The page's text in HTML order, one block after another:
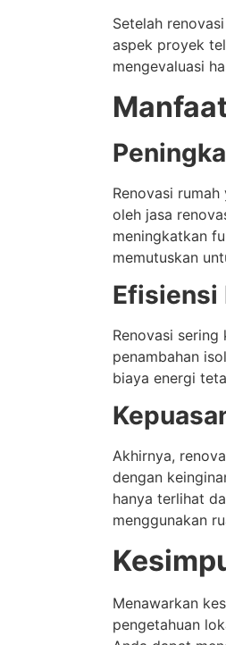
Setelah
aspek proyek
mengevaluasi
Renovasi
oleh jasa
meningkatkan
memutuskan
Efisiensi
Renovasi
penambahan
biaya energi
Akhirnya,
dengan
hanya terlihat
menggunakan
Menawarkan
pengetahuan